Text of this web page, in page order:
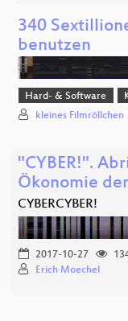
340
benutzen
Hard- & Software
kleines Filmröllchen
"CYBER!".
Ökonomie
CYBERCYBER!
2017-10-27
Erich Moechel